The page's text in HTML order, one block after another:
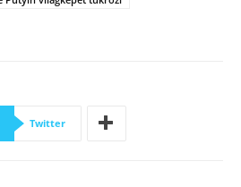
Twitter